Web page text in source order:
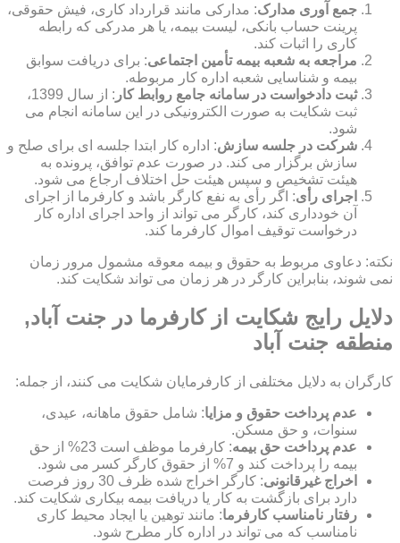
جمع آوری مدارک: مدارکی مانند قرارداد کاری، فیش حقوقی،
پرینت حساب بانکی، لیست بیمه، یا هر مدرکی که رابطه
کاری را اثبات کند.
مراجعه به شعبه بیمه تأمین اجتماعی: برای دریافت سوابق
بیمه و شناسایی شعبه اداره کار مربوطه.
ثبت دادخواست در سامانه جامع روابط کار
: از سال 1399،
ثبت شکایت به صورت الکترونیکی در این سامانه انجام می
شود.
شرکت در جلسه سازش: اداره کار ابتدا جلسه ای برای صلح و
سازش برگزار می کند. در صورت عدم توافق، پرونده به
هیئت تشخیص و سپس هیئت حل اختلاف ارجاع می شود.
اجرای رأی: اگر رأی به نفع کارگر باشد و کارفرما از اجرای
آن خودداری کند، کارگر می تواند از واحد اجرای اداره کار
درخواست توقیف اموال کارفرما کند.
نکته: دعاوی مربوط به حقوق و بیمه معوقه مشمول مرور زمان
نمی شوند، بنابراین کارگر در هر زمان می تواند شکایت کند.
دلایل رایج شکایت از کارفرما در جنت آباد,
منطقه جنت آباد
کارگران به دلایل مختلفی از کارفرمایان شکایت می کنند، از جمله:
عدم پرداخت حقوق و مزایا: شامل حقوق ماهانه، عیدی،
سنوات، و حق مسکن.
عدم پرداخت حق بیمه
: کارفرما موظف است 23% از حق
بیمه را پرداخت کند و 7% از حقوق کارگر کسر می شود.
اخراج غیرقانونی
: کارگر اخراج شده ظرف 30 روز فرصت
دارد برای بازگشت به کار یا دریافت بیمه بیکاری شکایت کند.
رفتار نامناسب کارفرما: مانند توهین یا ایجاد محیط کاری
نامناسب که می تواند در اداره کار مطرح شود.